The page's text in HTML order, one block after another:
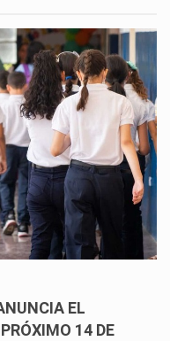
EL
14 DE